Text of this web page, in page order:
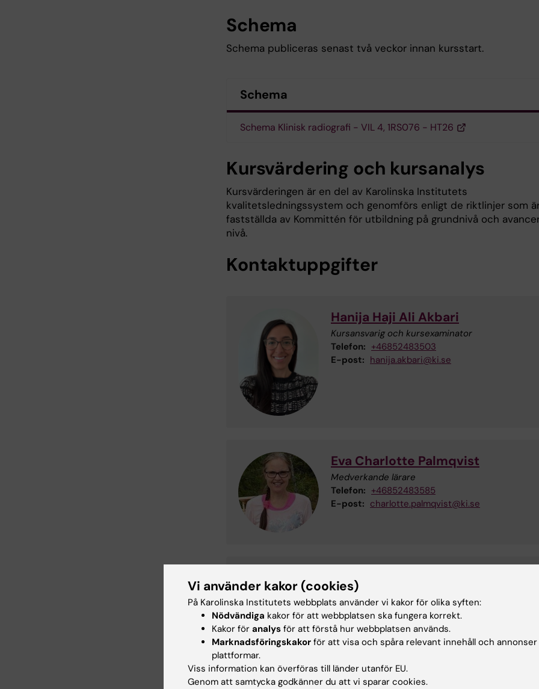
Schema
Schema publiceras senast två veckor innan kursstart.
Schema
Schema Klinisk radiografi - VIL 4, 1RS076 - HT26
Kursvärdering och kursanalys
Kursvärderingen är en del av Karolinska Institutets
kvalitetsledningssystem och genomförs enligt de riktlinjer som
fastställda av Kommittén för utbildning på grundnivå och
nivå.
Kontaktuppgifter
Hanija Haji Ali Akbari
Kursansvarig och kursexaminator
Telefon: +46852483503
E-post: hanija.akbari@ki.se
Eva Charlotte Palmqvist
Medverkande lärare
Telefon: +46852483585
E-post: charlotte.palmqvist@ki.se
Anna Hellström
Kursadministratör
Telefon: +46852483770
E-post: anna.hellstrom@ki.se
Vi använder kakor (cookies)
På Karolinska Institutets webbplats använder vi kakor för olika syften:
Nödvändiga kakor för att webbplatsen ska fungera korrekt.
Kakor för analys för att förstå hur webbplatsen används.
Marknadsföringskakor för att visa och spåra relevant innehåll och
plattformar.
Viss information kan överföras till länder utanför EU.
Genom att samtycka godkänner du att vi sparar cookies.